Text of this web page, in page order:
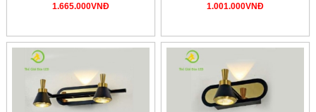
1.665.000VNĐ
1.001.000VNĐ